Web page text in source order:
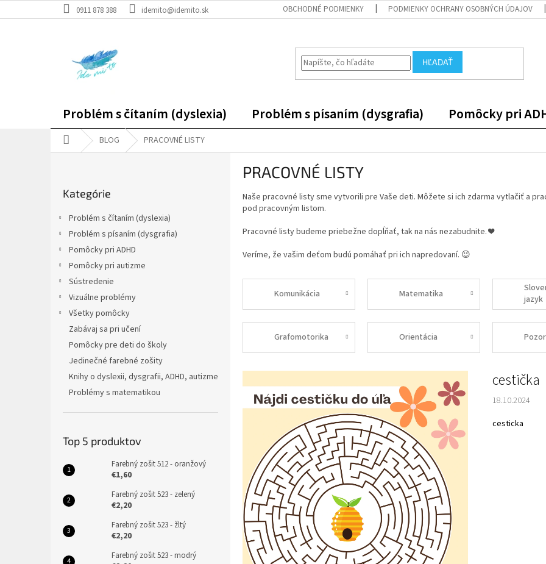
na
0911 878 388 idemito@idemito.sk OBCHODNÉ PODMIENKY PODMIENKY OCHRANY OSOBNÝCH ÚDAJOV
HĽADAŤ
Problém s čítaním (dyslexia) Problém s písaním (dysgrafia) Pomôcky pri
DomovBLOG PRACOVNÉ LISTY
kategórie
Kategórie
Problém s čítaním (dyslexia)
Problém s písaním (dysgrafia)
Pomôcky pri ADHD
Pomôcky pri autizme
Sústredenie
Vizuálne problémy
Všetky pomôcky
Zabávaj sa pri učení
Pomôcky pre deti do školy
Jedinečné farebné zošity
Knihy o dyslexii, dysgrafii, ADHD, autizme
Problémy s matematikou
Top 5 produktov
Farebný zošit 512 - oranžový
€1,60
Farebný zošit 523 - zelený
€2,20
Farebný zošit 523 - žltý
€2,20
Farebný zošit 523 - modrý
PRACOVNÉ LISTY
Naše pracovné listy sme vytvorili pre Vaše deti. Môžete si ich zdarma vytlačiť a
pod pracovným listom.
Pracovné listy budeme priebežne dopĺňať, tak na nás nezabudnite. ❤️
Veríme, že vašim deťom budú pomáhať pri ich napredovaní. 😉
Komunikácia Matematika
jazyk
Grafomotorika Orientácia
ý
n
k
o
v
cestička
18.10.2024
cesticka